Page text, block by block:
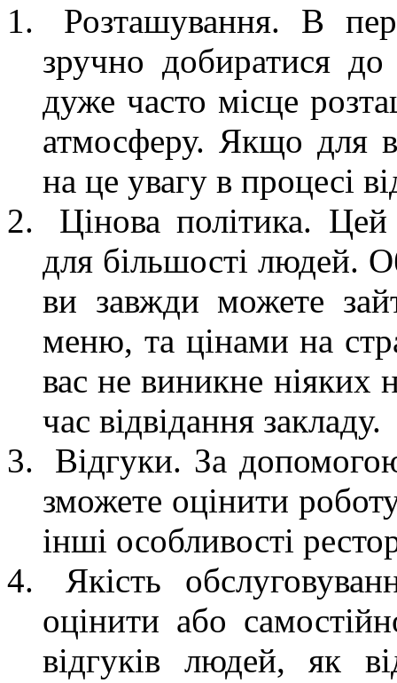
Розташування. В
зручно добиратися
дуже часто місце
атмосферу. Якщо для
на це увагу в процесі
Цінова політика.
для більшості людей.
ви завжди можете
меню, та цінами на
вас не виникне ніяких
час відвідання
Відгуки. За
зможете оцінити
інші особливості
Якість
оцінити або
відгуків людей, як